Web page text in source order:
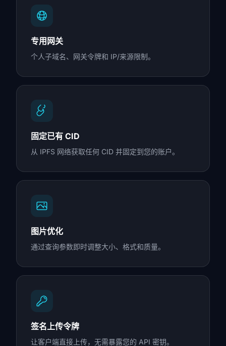
专用网关
个人子域名、网关令牌和 IP/来源限制。
固定已有 CID
从 IPFS 网络获取任何 CID 并固定到您的账户。
图片优化
通过查询参数即时调整大小、格式和质量。
签名上传令牌
让客户端直接上传，无需暴露您的 API 密钥。